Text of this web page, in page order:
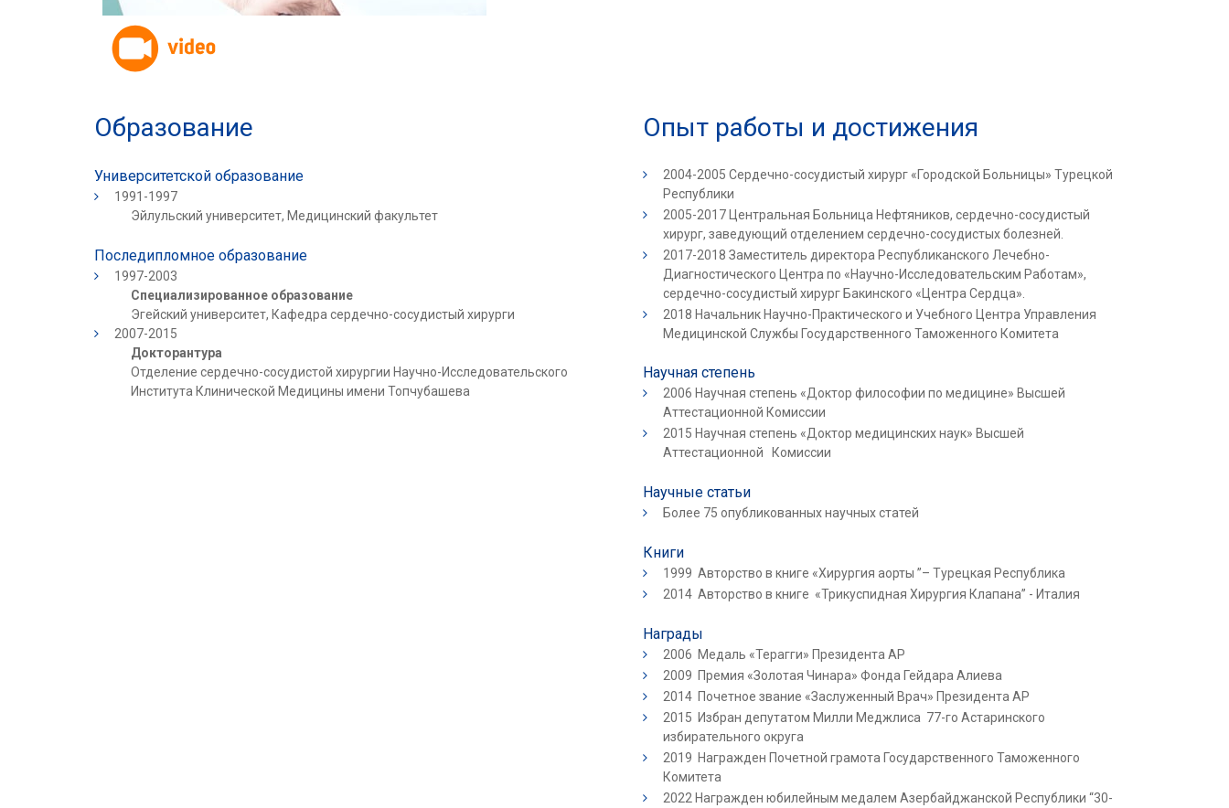
Образование
Университетской образование
1991-1997
Эйлульский университет, Медицинский факультет
Последипломное образование
1997-2003
Специализированное образование
Эгейский университет, Кафедра сердечно-сосудистый хирурги
2007-2015
Докторантура
Отделение сердечно-сосудистой хирургии Научно-Исследовательского
Института Клинической Медицины имени Топчубашева
Опыт работы и достижения
2004-2005 Cердечно-сосудистый хирург «Городской Больницы» Турецкой
Республики
2005-2017 Центральная Больница Нефтяников, сердечно-сосудистый
хирург, заведующий отделением сердечно-сосудистых болезней.
2017-2018 Заместитель директора Республиканского Лечебно-
Диагностического Центра по «Научно-Исследовательским Работам»,
сердечно-сосудистый хирург Бакинского «Центра Сердца».
2018 Начальник Научно-Практического и Учебного Центра Управления
Медицинской Службы Государственного Таможенного Комитета
Научная степень
2006 Научная степень «Доктор философии по медицине» Высшей
Аттестационной Комиссии
2015 Научная степень «Доктор медицинских наук» Высшей
Аттестационной Комиссии
Научные статьи
Более 75 опубликованных научных статей
Книги
1999 Авторство в книге «Хирургия аорты ”– Турецкая Республика
2014 Авторство в книге «Трикуспидная Хирургия Клапана” - Италия
Награды
2006 Медаль «Терагги» Президента АР
2009 Премия «Золотая Чинара» Фонда Гейдара Алиева
2014 Почетное звание «Заслуженный Врач» Президента АР
2015 Избран депутатом Милли Меджлиса 77-го Астаринского
избирательного округа
2019 Награжден Почетной грамота Государственного Таможенного
Комитета
2022 Награжден юбилейным медалем Азербайджанской Республики “30-